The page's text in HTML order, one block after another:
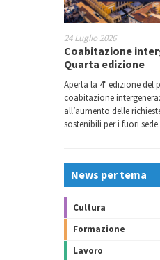
24 Luglio 2026
Coabitazione
Quarta edizione
Aperta la 4° edizione del
coabitazione
all’aumento delle
sostenibili per i fuori sede.
News per tema
Cultura
Formazione
Lavoro